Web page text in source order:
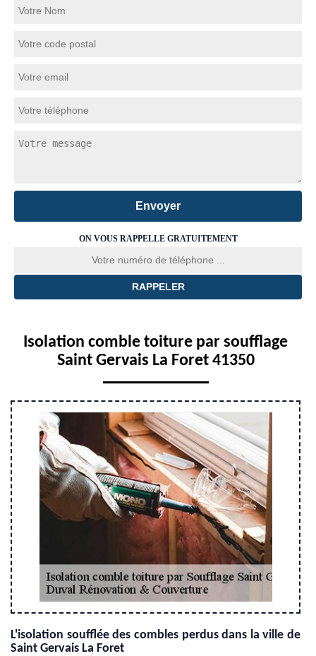
ON VOUS RAPPELLE GRATUITEMENT
Isolation comble toiture par soufflage
Saint Gervais La Foret 41350
L'isolation soufflée des combles perdus dans la ville de
Saint Gervais La Foret